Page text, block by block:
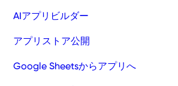
AIアプリビルダー
アプリストア公開
Google Sheetsからアプリへ